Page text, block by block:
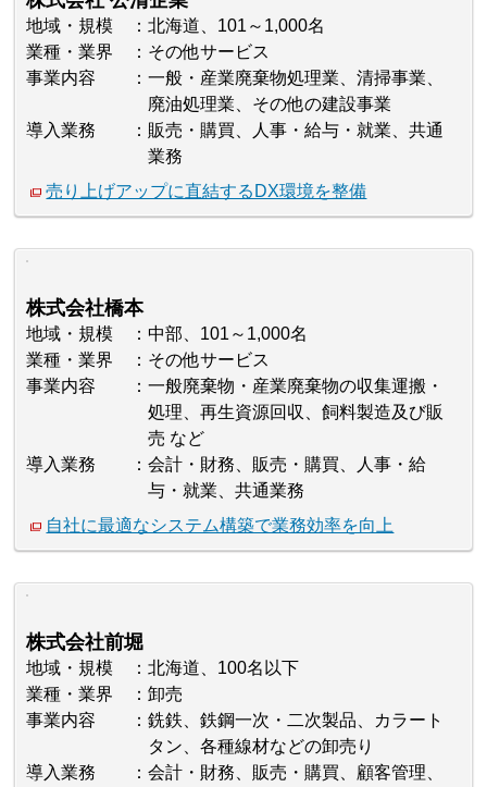
地域・規模
北海道、101～1,000名
業種・業界
その他サービス
事業内容
一般・産業廃棄物処理業、清掃事業、
廃油処理業、その他の建設事業
導入業務
販売・購買、人事・給与・就業、共通
業務
売り上げアップに直結するDX環境を整備
株式会社橋本
地域・規模
中部、101～1,000名
業種・業界
その他サービス
事業内容
一般廃棄物・産業廃棄物の収集運搬・
処理、再生資源回収、飼料製造及び販
売 など
導入業務
会計・財務、販売・購買、人事・給
与・就業、共通業務
自社に最適なシステム構築で業務効率を向上
株式会社前堀
地域・規模
北海道、100名以下
業種・業界
卸売
事業内容
銑鉄、鉄鋼一次・二次製品、カラート
タン、各種線材などの卸売り
導入業務
会計・財務、販売・購買、顧客管理、